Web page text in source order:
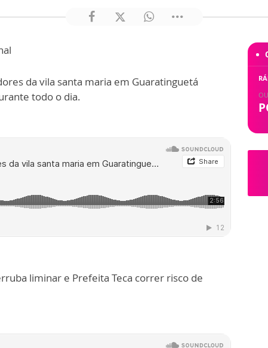
da vila santa maria em Guaratinguetá
todo o dia.
liminar e Prefeita Teca correr risco de